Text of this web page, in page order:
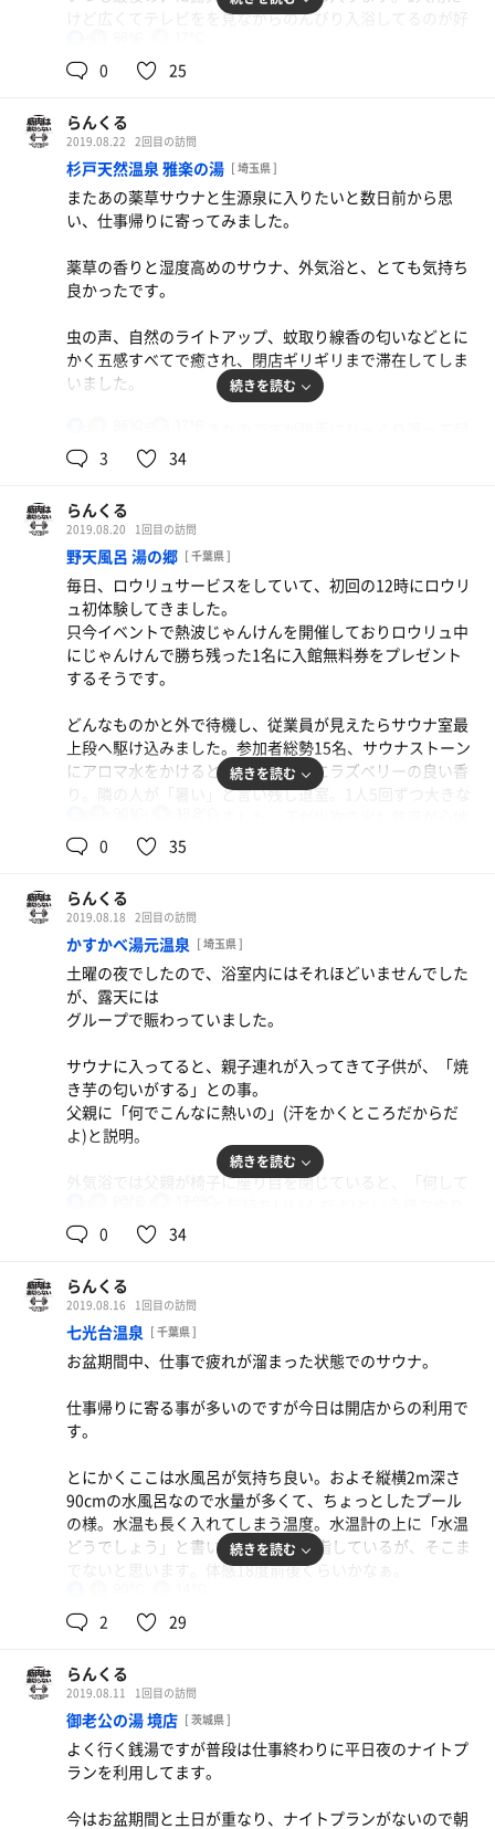
けど広くてテレビをを見ながらのんびり入浴してるのが好
そういえば、先日YouTubeのオススメに「サウナーマン」
という動画があがってたので、見てみました。感想は、控
えておきますね。
0 25
らんくる
2019.08.22 2回目の訪問
杉戸天然温泉 雅楽の湯 [ 埼玉県 ]
またあの薬草サウナと生源泉に入りたいと数日前から思
い、仕事帰りに寄ってみました。
薬草の香りと湿度高めのサウナ、外気浴と、とても気持ち
良かったです。
虫の声、自然のライトアップ、蚊取り線香の匂いなどとに
かく五感すべてで癒され、閉店ギリギリまで滞在してしま
いました。
き上がれなくなると、体力温存なのか抜け殻のように大人
しくなるんですね。つついたら、起き上がって飛んでいき
ました。
それも含め、とても良いサ活が出来ました。ありがとうご
ざいました。
続きを読む
3 34
らんくる
2019.08.20 1回目の訪問
野天風呂 湯の郷 [ 千葉県 ]
毎日、ロウリュサービスをしていて、初回の12時にロウリ
ュ初体験してきました。
只今イベントで熱波じゃんけんを開催しておりロウリュ中
にじゃんけんで勝ち残った1名に入館無料券をプレゼント
するそうです。
どんなものかと外で待機し、従業員が見えたらサウナ室最
上段へ駆け込みました。参加者総勢15名、サウナストーン
にアロマ水をかけると熱い蒸気と共にラズベリーの良い香
り。隣の人が「暑い」と言い残し退室。1人5回ずつ大きな
良かったです。
そこから14名によるじゃんけん大会。初回グーをだすと従
業員もグー。勝ち以外は敗退です。そこから2、3回で勝ち
残りが決まりました。(おめでとうー)
水風呂は18.9度とやや高めでしたがクールバスクリンの様
な水風呂でスースーしました。
り、味も美味しくとっても良かったです。(ごちそうさま
でした)
続きを読む
0 35
らんくる
2019.08.18 2回目の訪問
かすかべ湯元温泉 [ 埼玉県 ]
土曜の夜でしたので、浴室内にはそれほどいませんでした
が、露天には
グループで賑わっていました。
サウナに入ってると、親子連れが入ってきて子供が、「焼
き芋の匂いがする」との事。
父親に「何でこんなに熱いの」(汗をかくところだからだ
よ)と説明。
外気浴では父親が椅子に座り目を閉じていると、「何して
とりを聴きながらのサウナでした。
外は、ほぼ満月の様でとっても綺麗。鉄塔に「湯元温泉」
のネオンが光っているのですが
元の部分だけいつも切れそうにチカチカ点滅。これはこん
な仕様なのかなとか考えつつ、
リフレッシュしました。ありがとうございました。
続きを読む
0 34
らんくる
2019.08.16 1回目の訪問
七光台温泉 [ 千葉県 ]
お盆期間中、仕事で疲れが溜まった状態でのサウナ。
仕事帰りに寄る事が多いのですが今日は開店からの利用で
す。
とにかくここは水風呂が気持ち良い。およそ縦横2m深さ
90cmの水風呂なので水量が多くて、ちょっとしたプール
の様。水温も長く入れてしまう温度。水温計の上に「水温
どうでしょう」と書いてあり14度を指しているが、そこま
でないと思います。体感18度前後くらいかなぁ。
そして外気浴では、台風の名残りに吹かれながら休憩。
お昼を食べ、昼寝をしたら体が軽くなりました。
やっぱりサウナは良いね。今度は、ロウリュなるものを経
験してみたいなぁ。
続きを読む
2 29
らんくる
2019.08.11 1回目の訪問
御老公の湯 境店 [ 茨城県 ]
よく行く銭湯ですが普段は仕事終わりに平日夜のナイトプ
ランを利用してます。
今はお盆期間と土日が重なり、ナイトプランがないので朝